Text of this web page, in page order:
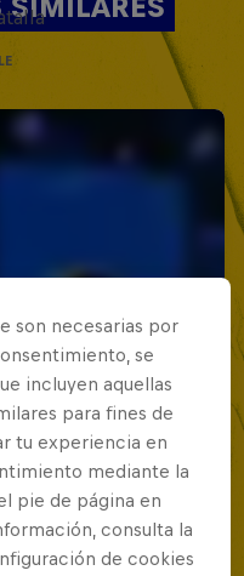
son necesarias por
se
incluyen aquellas
para fines de
tu experiencia en
mediante la
pie de página en
consulta la
de cookies